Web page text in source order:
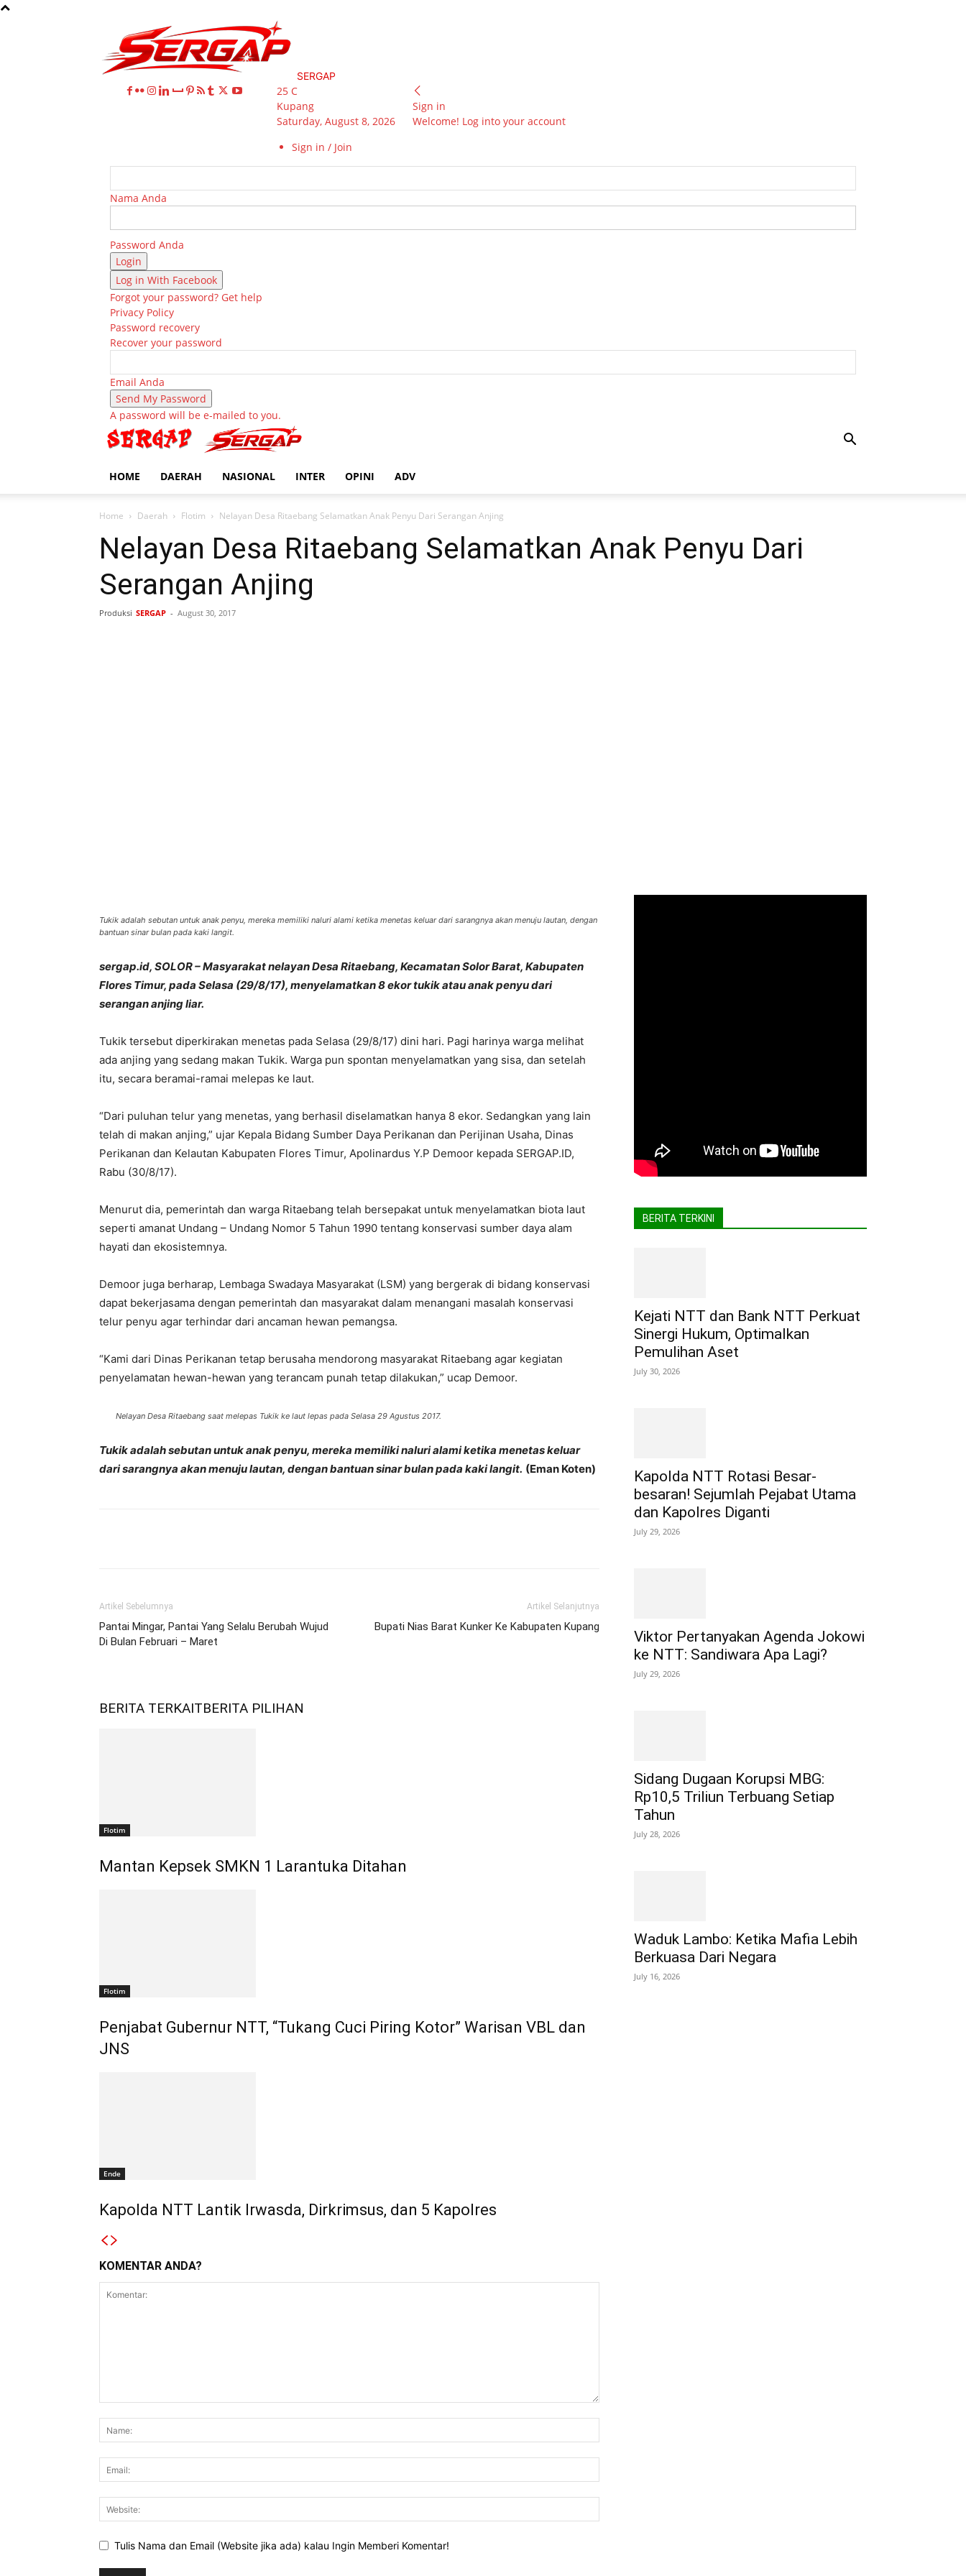
SERGAP
25 C
Kupang
Saturday, August 8, 2026
Sign in / Join
Sign in
Welcome! Log into your account
Nama Anda
Password Anda
Log in With Facebook
Forgot your password? Get help
Privacy Policy
Password recovery
Recover your password
Email Anda
A password will be e-mailed to you.
HOME DAERAH NASIONAL INTER OPINI ADV
Home Daerah Flotim Nelayan Desa Ritaebang Selamatkan Anak Penyu Dari Serangan Anjing
Nelayan Desa Ritaebang Selamatkan Anak Penyu Dari
Serangan Anjing
Produksi SERGAP - August 30, 2017
Tukik adalah sebutan untuk anak penyu, mereka memiliki naluri alami ketika menetas keluar dari sarangnya akan menuju lautan, dengan
bantuan sinar bulan pada kaki langit.
sergap.id, SOLOR – Masyarakat nelayan Desa Ritaebang, Kecamatan Solor Barat, Kabupaten
Flores Timur, pada Selasa (29/8/17), menyelamatkan 8 ekor tukik atau anak penyu dari
serangan anjing liar.
Tukik tersebut diperkirakan menetas pada Selasa (29/8/17) dini hari. Pagi harinya warga melihat
ada anjing yang sedang makan Tukik. Warga pun spontan menyelamatkan yang sisa, dan setelah
itu, secara beramai-ramai melepas ke laut.
“Dari puluhan telur yang menetas, yang berhasil diselamatkan hanya 8 ekor. Sedangkan yang lain
telah di makan anjing,” ujar Kepala Bidang Sumber Daya Perikanan dan Perijinan Usaha, Dinas
Perikanan dan Kelautan Kabupaten Flores Timur, Apolinardus Y.P Demoor kepada SERGAP.ID,
Rabu (30/8/17).
Menurut dia, pemerintah dan warga Ritaebang telah bersepakat untuk menyelamatkan biota laut
seperti amanat Undang – Undang Nomor 5 Tahun 1990 tentang konservasi sumber daya alam
hayati dan ekosistemnya.
Demoor juga berharap, Lembaga Swadaya Masyarakat (LSM) yang bergerak di bidang konservasi
dapat bekerjasama dengan pemerintah dan masyarakat dalam menangani masalah konservasi
telur penyu agar terhindar dari ancaman hewan pemangsa.
“Kami dari Dinas Perikanan tetap berusaha mendorong masyarakat Ritaebang agar kegiatan
penyelamatan hewan-hewan yang terancam punah tetap dilakukan,” ucap Demoor.
Nelayan Desa Ritaebang saat melepas Tukik ke laut lepas pada Selasa 29 Agustus 2017.
Tukik adalah sebutan untuk anak penyu, mereka memiliki naluri alami ketika menetas keluar
dari sarangnya akan menuju lautan, dengan bantuan sinar bulan pada kaki langit. (Eman Koten)
Artikel Sebelumnya
Pantai Mingar, Pantai Yang Selalu Berubah Wujud
Di Bulan Februari – Maret
Artikel Selanjutnya
Bupati Nias Barat Kunker Ke Kabupaten Kupang
BERITA TERKAITBERITA PILIHAN
Flotim
Mantan Kepsek SMKN 1 Larantuka Ditahan
Flotim
Penjabat Gubernur NTT, “Tukang Cuci Piring Kotor” Warisan VBL dan
JNS
Ende
Kapolda NTT Lantik Irwasda, Dirkrimsus, dan 5 Kapolres
KOMENTAR ANDA?
Tulis Nama dan Email (Website jika ada) kalau Ingin Memberi Komentar!
BERITA TERKINI
Kejati NTT dan Bank NTT Perkuat
Sinergi Hukum, Optimalkan
Pemulihan Aset
July 30, 2026
Kapolda NTT Rotasi Besar-
besaran! Sejumlah Pejabat Utama
dan Kapolres Diganti
July 29, 2026
Viktor Pertanyakan Agenda Jokowi
ke NTT: Sandiwara Apa Lagi?
July 29, 2026
Sidang Dugaan Korupsi MBG:
Rp10,5 Triliun Terbuang Setiap
Tahun
July 28, 2026
Waduk Lambo: Ketika Mafia Lebih
Berkuasa Dari Negara
July 16, 2026